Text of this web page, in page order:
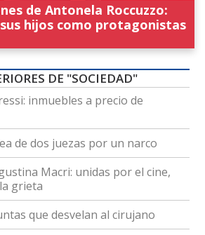
de Antonela Roccuzzo:
hijos como protagonistas
DE "SOCIEDAD"
inmuebles a precio de
de dos juezas por un narco
Macri: unidas por el cine,
grieta
que desvelan al cirujano